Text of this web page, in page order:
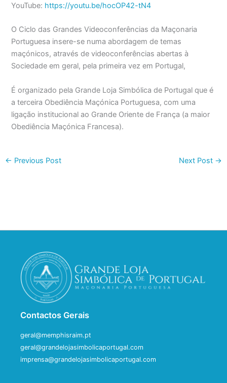
YouTube: https://youtu.be/hocOP42-tN4
O Ciclo das Grandes Videoconferências da Maçonaria
Portuguesa insere-se numa abordagem de temas
maçónicos, através de videoconferências abertas à
Sociedade em geral, pela primeira vez em Portugal,
É organizado pela Grande Loja Simbólica de Portugal que é
a terceira Obediência Maçónica Portuguesa, com uma
ligação institucional ao Grande Oriente de França (a maior
Obediência Maçónica Francesa).
← Previous Post Next Post →
Contactos Gerais
geral@memphisraim.pt
geral@grandelojasimbolicaportugal.com
imprensa@grandelojasimbolicaportugal.com